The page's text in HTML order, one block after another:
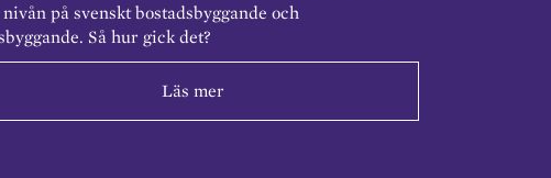
på svenskt bostadsbyggande och
Så hur gick det?
Läs mer